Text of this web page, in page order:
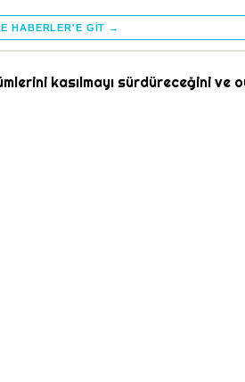
HABERLER'E GIT →
kasılmayı sürdüreceğini